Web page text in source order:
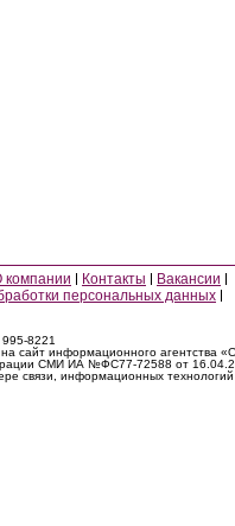
компании Контакты
Вакансии
персональных данных
8221
сайт информационного агентства
СМИ ИА №ФС77-72588 от
связи, информационных